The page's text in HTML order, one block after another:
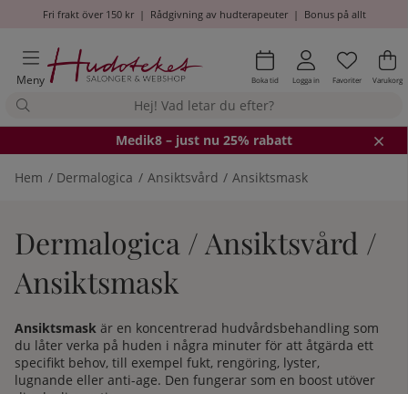
Fri frakt över 150 kr| Rådgivning av hudterapeuter| Bonus på allt
Meny Boka tid Logga in Antal i
.
Favoriter .
Varukorg
Medik8 – just nu 25% rabatt
Hem Dermalogica Ansiktsvård Ansiktsmask
Dermalogica / Ansiktsvård /
Ansiktsmask
Ansiktsmask är en koncentrerad hudvårdsbehandling som
du låter verka på huden i några minuter för att åtgärda ett
specifikt behov, till exempel fukt, rengöring, lyster,
lugnande eller anti-age. Den fungerar som en boost utöver